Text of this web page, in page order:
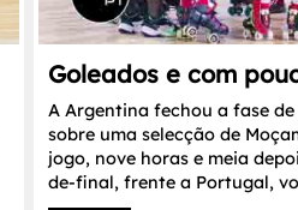
Goleados e com
A Argentina fechou a fase
sobre uma selecção de
jogo, nove horas e meia
de-final, frente a Portugal,